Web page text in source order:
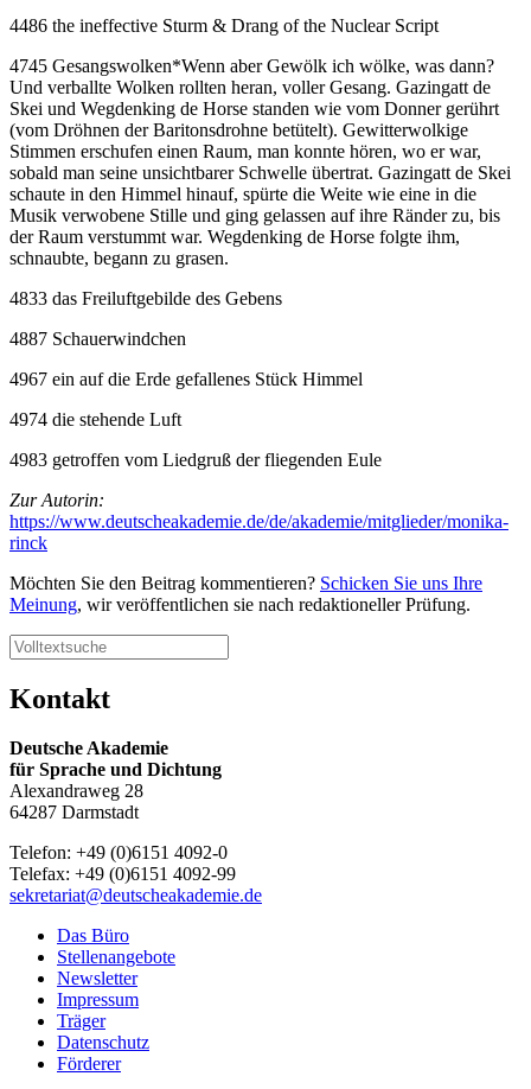
4486 the ineffective Sturm & Drang of the Nuclear Script
4745 Gesangswolken*Wenn aber Gewölk ich wölke, was dann?
Und verballte Wolken rollten heran, voller Gesang. Gazingatt de
Skei und Wegdenking de Horse standen wie vom Donner gerührt
(vom Dröhnen der Baritonsdrohne betütelt). Gewitterwolkige
Stimmen erschufen einen Raum, man konnte hören, wo er war,
sobald man seine unsichtbarer Schwelle übertrat. Gazingatt de Skei
schaute in den Himmel hinauf, spürte die Weite wie eine in die
Musik verwobene Stille und ging gelassen auf ihre Ränder zu, bis
der Raum verstummt war. Wegdenking de Horse folgte ihm,
schnaubte, begann zu grasen.
4833 das Freiluftgebilde des Gebens
4887 Schauerwindchen
4967 ein auf die Erde gefallenes Stück Himmel
4974 die stehende Luft
4983 getroffen vom Liedgruß der fliegenden Eule
Zur Autorin:
https://www.deutscheakademie.de/de/akademie/mitglieder/monika-
rinck
Möchten Sie den Beitrag kommentieren? Schicken Sie uns Ihre
Meinung, wir veröffentlichen sie nach redaktioneller Prüfung.
Kontakt
Deutsche Akademie
für Sprache und Dichtung
Alexandraweg 28
64287 Darmstadt
Telefon: +49 (0)6151 4092-0
Telefax: +49 (0)6151 4092-99
sekretariat@deutscheakademie.de
Das Büro
Stellenangebote
Newsletter
Impressum
Träger
Datenschutz
Förderer